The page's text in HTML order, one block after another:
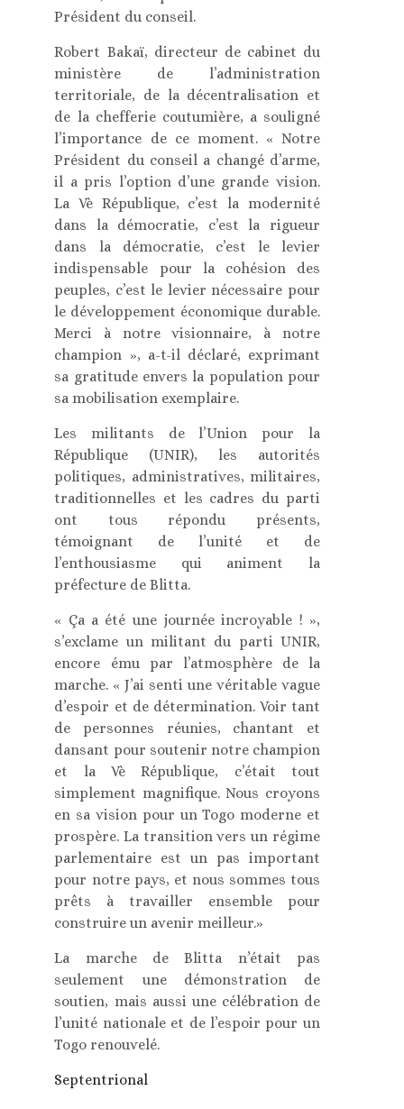
Président du conseil.
Robert Bakaï, directeur de cabinet du
ministère de l’administration
territoriale, de la décentralisation et
de la chefferie coutumière, a souligné
l’importance de ce moment. « Notre
Président du conseil a changé d’arme,
il a pris l’option d’une grande vision.
La Vè République, c’est la modernité
dans la démocratie, c’est la rigueur
dans la démocratie, c’est le levier
indispensable pour la cohésion des
peuples, c’est le levier nécessaire pour
le développement économique durable.
Merci à notre visionnaire, à notre
champion », a-t-il déclaré, exprimant
sa gratitude envers la population pour
sa mobilisation exemplaire.
Les militants de l’Union pour la
République (UNIR), les autorités
politiques, administratives, militaires,
traditionnelles et les cadres du parti
ont tous répondu présents,
témoignant de l’unité et de
l’enthousiasme qui animent la
préfecture de Blitta.
« Ça a été une journée incroyable ! »,
s’exclame un militant du parti UNIR,
encore ému par l’atmosphère de la
marche. « J’ai senti une véritable vague
d’espoir et de détermination. Voir tant
de personnes réunies, chantant et
dansant pour soutenir notre champion
et la Vè République, c’était tout
simplement magnifique. Nous croyons
en sa vision pour un Togo moderne et
prospère. La transition vers un régime
parlementaire est un pas important
pour notre pays, et nous sommes tous
prêts à travailler ensemble pour
construire un avenir meilleur.»
La marche de Blitta n’était pas
seulement une démonstration de
soutien, mais aussi une célébration de
l’unité nationale et de l’espoir pour un
Togo renouvelé.
Septentrional